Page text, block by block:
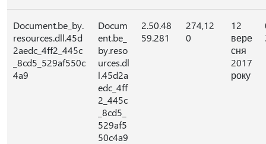
Document.be_by.
resources.dll.45d
2aedc_4ff2_445c
_8cd5_529af550c
4a9
Docum
ent.be_
by.reso
urces.dl
l.45d2a
edc_4ff
2_445c
_8cd5_
529af5
50c4a9
2.50.48
59.281
274,12
0
12
вере
сня
2017
року